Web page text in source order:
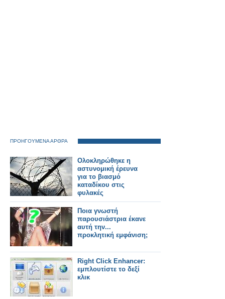
ΠΡΟΗΓΟΥΜΕΝΑ ΑΡΘΡΑ
Ολοκληρώθηκε η
αστυνομική έρευνα
για το βιασμό
καταδίκου στις
φυλακές
Ποια γνωστή
παρουσιάστρια έκανε
αυτή την...
προκλητική εμφάνιση;
Right Click Enhancer:
εμπλουτίστε το δεξί
κλικ